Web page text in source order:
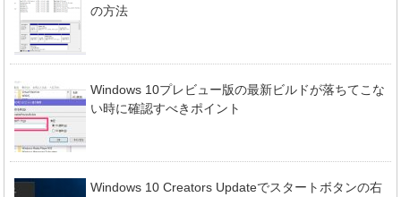
の方法
Windows 10プレビュー版の最新ビルドが落ちてこな
い時に確認すべきポイント
Windows 10 Creators Updateでスタートボタンの右